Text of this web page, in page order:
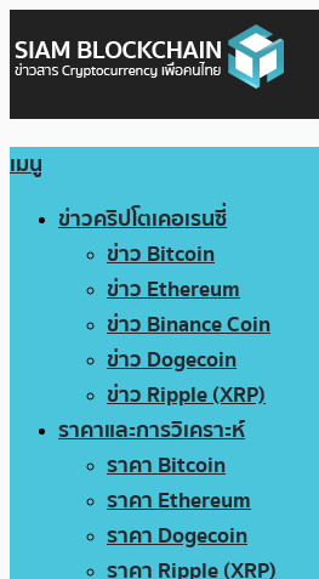
เมนู
ข่าวคริปโตเคอเรนซี่
ข่าว Bitcoin
ข่าว Ethereum
ข่าว Binance Coin
ข่าว Dogecoin
ข่าว Ripple (XRP)
ราคาและการวิเคราะห์
ราคา Bitcoin
ราคา Ethereum
ราคา Dogecoin
ราคา Ripple (XRP)